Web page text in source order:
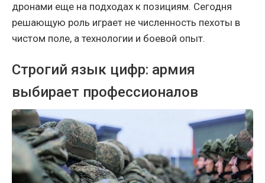
дронами еще на подходах к позициям. Сегодня
решающую роль играет не численность пехоты в
чистом поле, а технологии и боевой опыт.
Строгий язык цифр: армия
выбирает профессионалов